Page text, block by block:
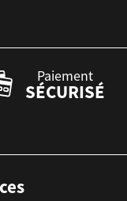
Paiement
SÉCURISÉ